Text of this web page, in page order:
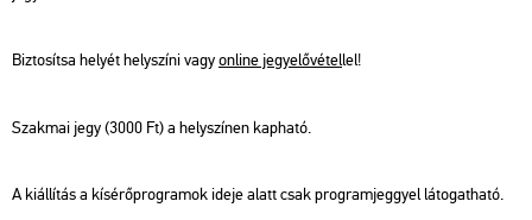
Biz­to­sít­sa he­lyét hely­szí­ni vagyon­line jegy­elő­vé­tellel!
Szak­mai jegy (3000 Ft) a hely­szí­nen kap­ha­tó.
A ki­ál­lí­tás a kí­sé­rő­prog­ra­mok ideje alatt csak prog­ram­jeggyel lá­to­gat­ha­tó.